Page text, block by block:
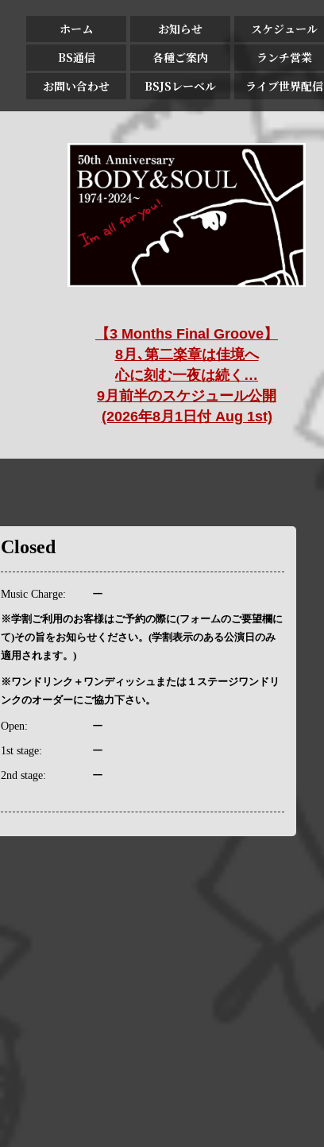
ホーム お知らせ スケジュール
BS通信
各種ご案内 ランチ営業
お問い合わせ
BSJSレーベル ライブ世界配信
【3 Months Final Groove】
8月､第二楽章は佳境へ
心に刻む一夜は続く…
9月前半のスケジュール公開
(2026年8月1日付 Aug 1st)
Closed
Music Charge: ー
※学割ご利用のお客様はご予約の際に(フォームのご要望欄に
て)その旨をお知らせください。(学割表示のある公演日のみ
適用されます。)
※ワンドリンク＋ワンディッシュまたは１ステージワンドリ
ンクのオーダーにご協力下さい。
Open: ー
1st stage: ー
2nd stage: ー